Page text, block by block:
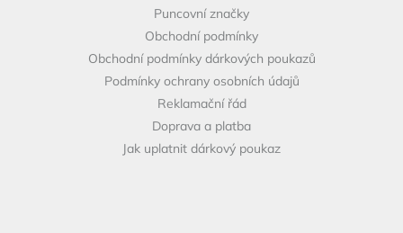
Puncovní značky
Obchodní podmínky
Obchodní podmínky dárkových poukazů
Podmínky ochrany osobních údajů
Reklamační řád
Doprava a platba
Jak uplatnit dárkový poukaz